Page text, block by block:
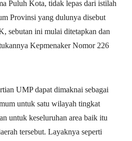
Puluh Kota, tidak lepas dari istilah
Provinsi yang dulunya disebut
sebutan ini mulai ditetapkan dan
Kepmenaker Nomor 226
UMP dapat dimaknai sebagai
untuk satu wilayah tingkat
untuk keseluruhan area baik itu
tersebut. Layaknya seperti